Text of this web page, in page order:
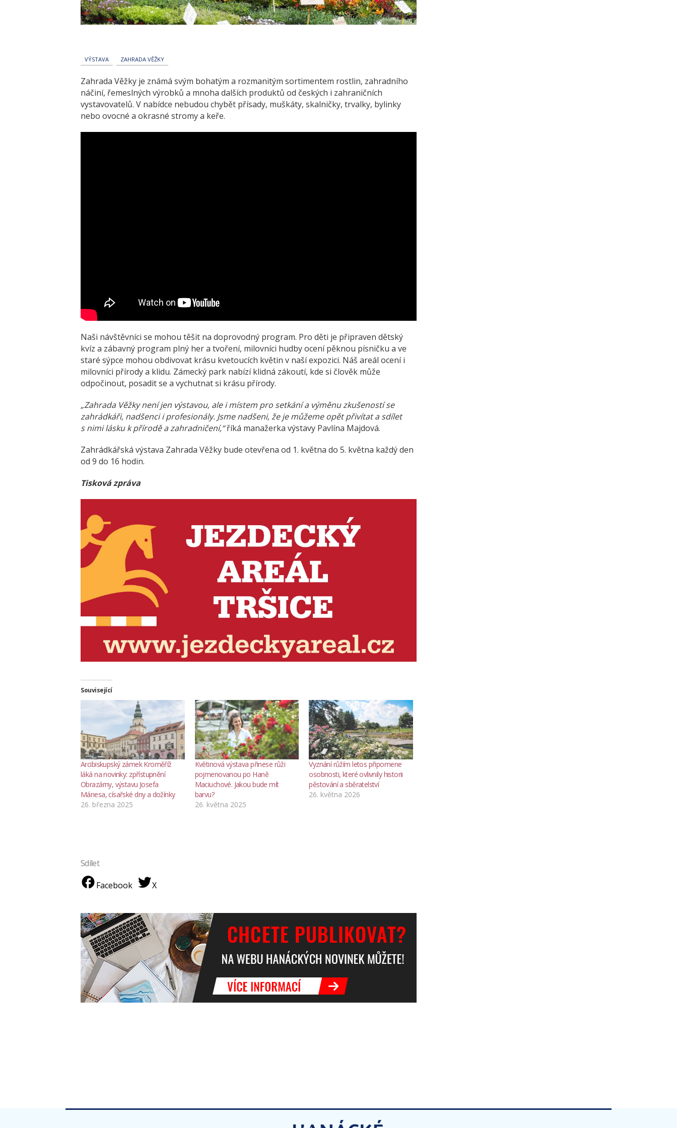
VÝSTAVA ZAHRADA VĚŽKY
Zahrada Věžky je známá svým bohatým a rozmanitým sortimentem rostlin, zahradního
náčiní, řemeslných výrobků a mnoha dalších produktů od českých i zahraničních
vystavovatelů. V nabídce nebudou chybět přísady, muškáty, skalničky, trvalky, bylinky
nebo ovocné a okrasné stromy a keře.
Naši návštěvníci se mohou těšit na doprovodný program. Pro děti je připraven dětský
kvíz a zábavný program plný her a tvoření, milovníci hudby ocení pěknou písničku a ve
staré sýpce mohou obdivovat krásu kvetoucích květin v naší expozici. Náš areál ocení i
milovníci přírody a klidu. Zámecký park nabízí klidná zákoutí, kde si člověk může
odpočinout, posadit se a vychutnat si krásu přírody.
„Zahrada Věžky není jen výstavou, ale i místem pro setkání a výměnu zkušeností se
zahrádkáři, nadšenci i profesionály. Jsme nadšeni, že je můžeme opět přivítat a sdílet
s nimi lásku k přírodě a zahradničení,“říká manažerka výstavy Pavlína Majdová.
Zahrádkářská výstava Zahrada Věžky bude otevřena od 1. května do 5. května každý den
od 9 do 16 hodin.
Tisková zpráva
Související
Arcibiskupský zámek Kroměříž
láká na novinky: zpřístupnění
Obrazárny, výstavu Josefa
Mánesa, císařské dny a dožínky
26. března 2025
Květinová výstava přinese růži
pojmenovanou po Haně
Maciuchové. Jakou bude mít
barvu?
26. května 2025
Vyznání růžím letos připomene
osobnosti, které ovlivnily historii
pěstování a sběratelství
26. května 2026
Sdílet
Facebook
X